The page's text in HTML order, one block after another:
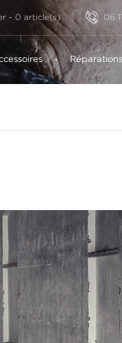
- 0 article(s) 06
Réparations